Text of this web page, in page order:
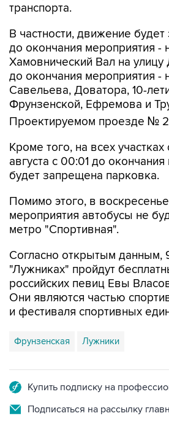
В частности, движение будет
Хамовнический Вал на улицу
до окончания мероприятия -
Савельева, Доватора, 10-
Фрунзенской, Ефремова и
Проектируемом проезде №
Кроме того, на всех участках
будет запрещена парковка.
Помимо этого, в воскресенье
метро "Спортивная".
Согласно открытым данным, 9
российских певиц Евы
Они являются частью
и фестиваля спортивных
Фрунзенская Лужники
Подписаться на рассылку
Получать оперативные